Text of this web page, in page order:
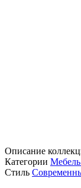
Описание
Категории
Стиль